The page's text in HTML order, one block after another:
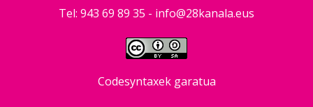
Tel: 943 69 89 35 - info@28kanala.eus
Codesyntaxek garatua